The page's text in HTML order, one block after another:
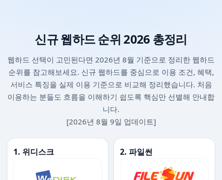
신규 웹하드 순위 2026 총정리
웹하드 선택이 고민된다면 2026년 8월 기준으로 정리한 웹하드
순위를 참고해보세요. 신규 웹하드를 중심으로 이용 조건, 혜택,
서비스 특징을 실제 이용 기준으로 비교해 정리했습니다. 처음
이용하는 분들도 흐름을 이해하기 쉽도록 핵심만 선별해 안내합
니다.
[2026년 8월 9일 업데이트]
1. 위디스크 2. 파일썬